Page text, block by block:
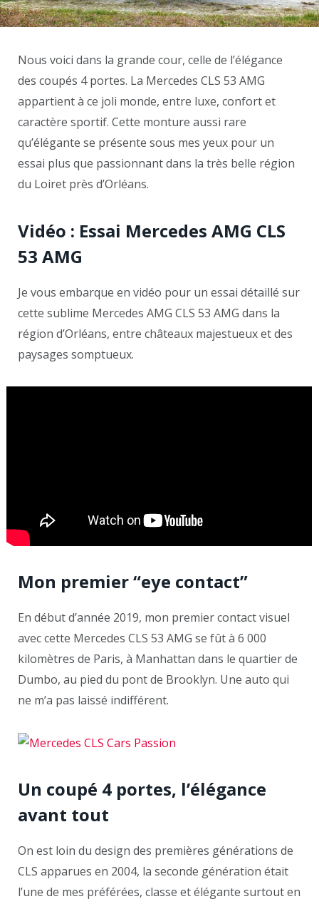
Nous voici dans la grande cour, celle de l’élégance
des coupés 4 portes. La Mercedes CLS 53 AMG
appartient à ce joli monde, entre luxe, confort et
caractère sportif. Cette monture aussi rare
qu’élégante se présente sous mes yeux pour un
essai plus que passionnant dans la très belle région
du Loiret près d’Orléans.
Vidéo : Essai Mercedes AMG CLS
53 AMG
Je vous embarque en vidéo pour un essai détaillé sur
cette sublime Mercedes AMG CLS 53 AMG dans la
région d’Orléans, entre châteaux majestueux et des
paysages somptueux.
Mon premier “eye contact”
En début d’année 2019, mon premier contact visuel
avec cette Mercedes CLS 53 AMG se fût à 6 000
kilomètres de Paris, à Manhattan dans le quartier de
Dumbo, au pied du pont de Brooklyn. Une auto qui
ne m’a pas laissé indifférent.
Un coupé 4 portes, l’élégance
avant tout
On est loin du design des premières générations de
CLS apparues en 2004, la seconde génération était
l’une de mes préférées, classe et élégante surtout en